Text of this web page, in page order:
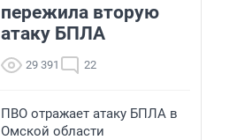
пережила вторую
атаку БПЛА
29 391 22
ПВО отражает атаку БПЛА в
Омской области